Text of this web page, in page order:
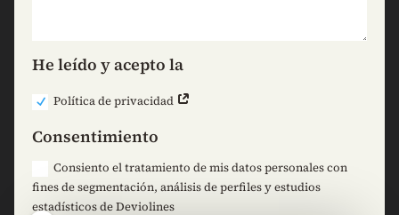
He leído y acepto la
Política de privacidad
Consentimiento
Consiento el tratamiento de mis datos personales con
fines de segmentación, análisis de perfiles y estudios
estadísticos de Deviolines